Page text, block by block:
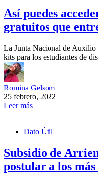
Así puedes
gratuitos que
La Junta Nacional de Auxilio
kits para los estudiantes de
Romina Gelsom
25 febrero, 2022
Leer más
Dato Útil
Subsidio de
postular a los